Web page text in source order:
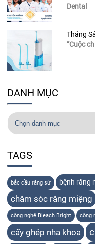
Dental
Tháng
“Cuộc
DANH MỤC
TAGS
bắc cầu răng sứ bệnh răng
chăm sóc răng miệng
công nghệ Bleach Bright công
cấy ghép nha khoa